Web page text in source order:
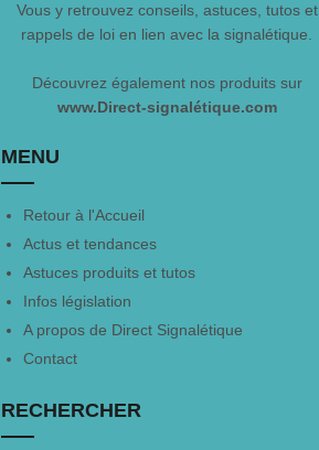
Vous y retrouvez conseils, astuces, tutos et
rappels de loi en lien avec la signalétique.
Découvrez également nos produits sur
www.Direct-signalétique.com
MENU
Retour à l'Accueil
Actus et tendances
Astuces produits et tutos
Infos législation
A propos de Direct Signalétique
Contact
RECHERCHER